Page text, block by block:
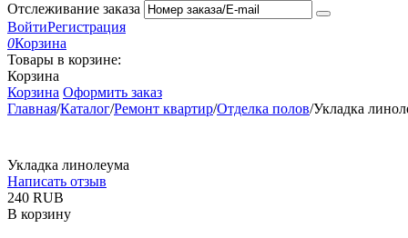
Отслеживание заказа
ВойтиРегистрация
0Корзина
Товары в корзине:
Корзина
Корзина Оформить заказ
Главная/Каталог/Ремонт квартир/Отделка полов/Укладка
Укладка линолеума
Написать отзыв
‍240‍ RUB
В корзину